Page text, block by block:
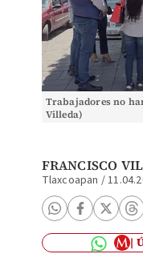
Trabajadores no
Villeda)
FRANCISCO
Tlaxcoapan /